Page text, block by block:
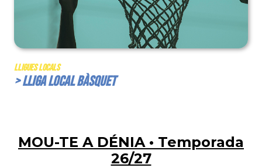
Lligues Locals
> Lliga Local Bàsquet
MOU-TE A DÉNIA • Temporada
26/27